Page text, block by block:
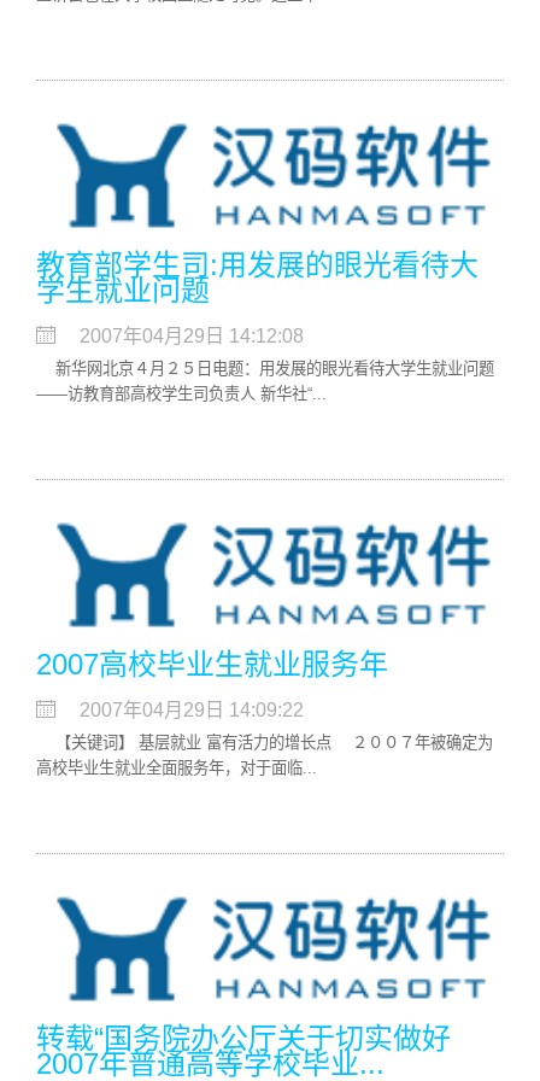
教育部学生司:用发展的眼光看待大
学生就业问题
2007年04月29日 14:12:08
新华网北京４月２５日电题：用发展的眼光看待大学生就业问题
——访教育部高校学生司负责人 新华社“...
2007高校毕业生就业服务年
2007年04月29日 14:09:22
【关键词】 基层就业 富有活力的增长点 ２００７年被确定为
高校毕业生就业全面服务年，对于面临...
转载“国务院办公厅关于切实做好
2007年普通高等学校毕业...